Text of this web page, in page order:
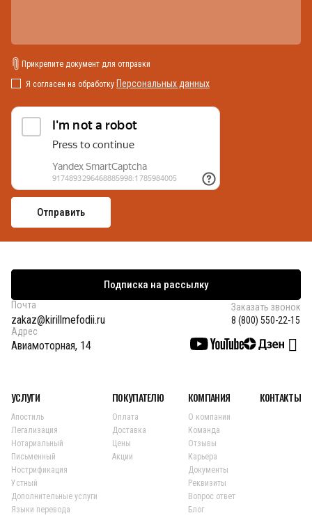
Прикрепите документ для отправки
Я согласен на обработку Персональных данных
Подписка на рассылку
Почта
zakaz@kirillmefodii.ru
Заказать звонок
8 (800) 550-22-15
Адрес
Авиамоторная, 14
УСЛУГИ
Апостиль
Легализация
Нотариальный
Письменный
Нострификация
Устный
Дополнительные услуги
Языки перевода
ПОКУПАТЕЛЮ
Оплата
Доставка
Цены
Акции
КОМПАНИЯ
О компании
Команда
Отзывы
Карьера
Документы
Реквизиты
Вопрос ответ
Блог
КОНТАКТЫ